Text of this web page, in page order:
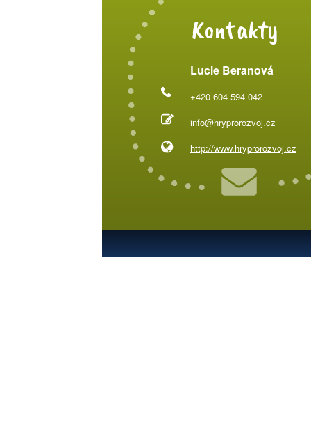
Kontakty
Lucie Beranová
+420 604 594 042
info@hryprorozvoj.cz
http://www.hryprorozvoj.cz